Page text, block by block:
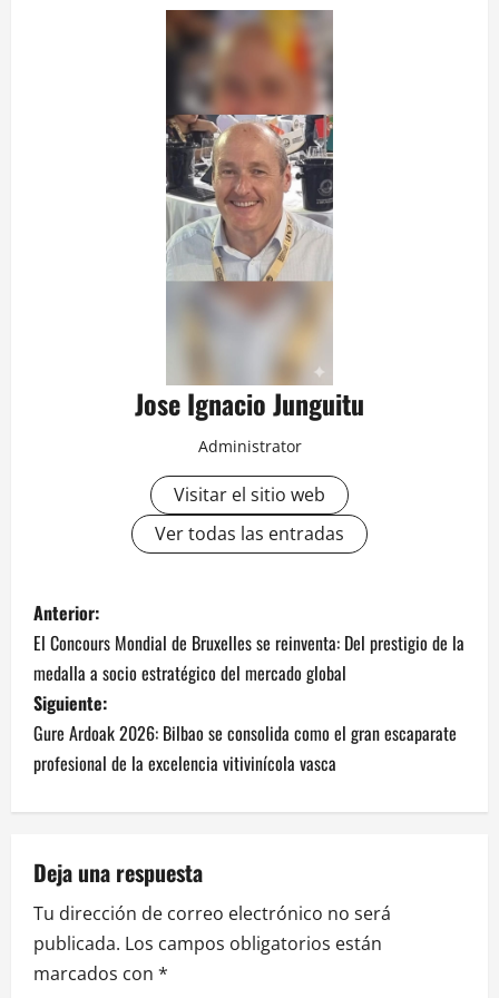
Jose Ignacio Junguitu
Administrator
Visitar el sitio web
Ver todas las entradas
N
a
v
e
g
a
c
i
Anterior:
El Concours Mondial de Bruxelles se reinventa: Del prestigio de la
medalla a socio estratégico del mercado global
Siguiente:
Gure Ardoak 2026: Bilbao se consolida como el gran escaparate
profesional de la excelencia vitivinícola vasca
Deja una respuesta
Tu dirección de correo electrónico no será
publicada. Los campos obligatorios están
marcados con *